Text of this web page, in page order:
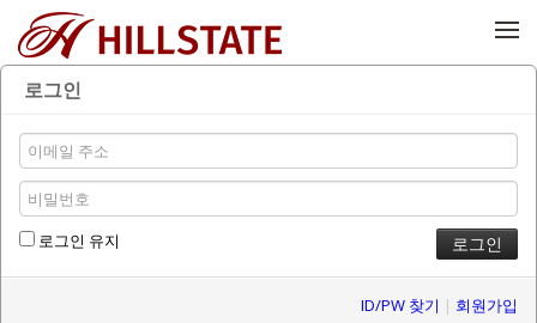
로그인
로그인 유지
ID/PW 찾기 | 회원가입